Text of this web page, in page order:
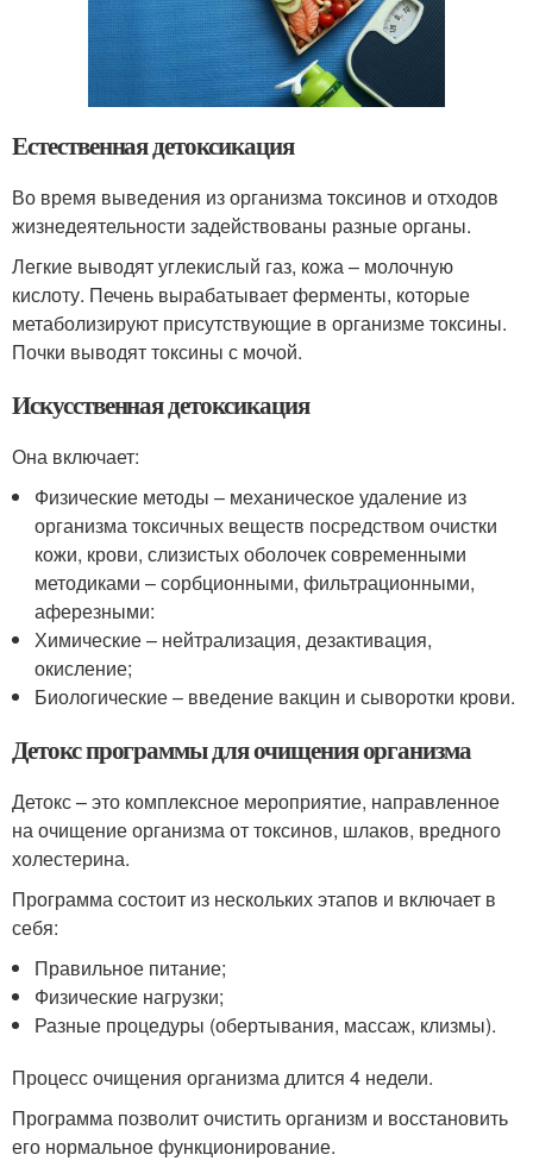
Естественная детоксикация
Во время выведения из организма токсинов и отходов
жизнедеятельности задействованы разные органы.
Легкие выводят углекислый газ, кожа – молочную
кислоту. Печень вырабатывает ферменты, которые
метаболизируют присутствующие в организме токсины.
Почки выводят токсины с мочой.
Искусственная детоксикация
Она включает:
Физические методы – механическое удаление из
организма токсичных веществ посредством очистки
кожи, крови, слизистых оболочек современными
методиками – сорбционными, фильтрационными,
аферезными:
Химические – нейтрализация, дезактивация,
окисление;
Биологические – введение вакцин и сыворотки крови.
Детокс программы для очищения организма
Детокс – это комплексное мероприятие, направленное
на очищение организма от токсинов, шлаков, вредного
холестерина.
Программа состоит из нескольких этапов и включает в
себя:
Правильное питание;
Физические нагрузки;
Разные процедуры (обертывания, массаж, клизмы).
Процесс очищения организма длится 4 недели.
Программа позволит очистить организм и восстановить
его нормальное функционирование.